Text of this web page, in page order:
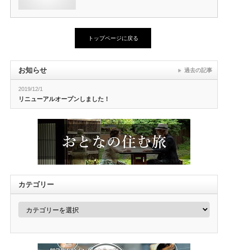
トップページに戻る
お知らせ
2019/12/1
リニューアルオープンしました！
過去の記事
カテゴリー
カ
ー